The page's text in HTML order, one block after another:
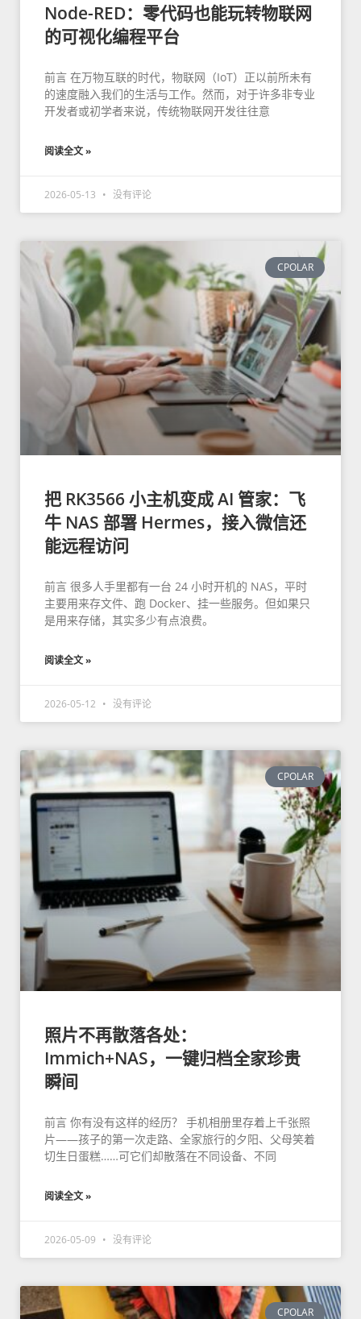
Node-RED：零代码也能玩转物联网
的可视化编程平台
前言 在万物互联的时代，物联网（IoT）正以前所未有
的速度融入我们的生活与工作。然而，对于许多非专业
开发者或初学者来说，传统物联网开发往往意
阅读全文 »
2026-05-13 没有评论
CPOLAR
把 RK3566 小主机变成 AI 管家：飞
牛 NAS 部署 Hermes，接入微信还
能远程访问
前言 很多人手里都有一台 24 小时开机的 NAS，平时
主要用来存文件、跑 Docker、挂一些服务。但如果只
是用来存储，其实多少有点浪费。
阅读全文 »
2026-05-12 没有评论
CPOLAR
照片不再散落各处：
Immich+NAS，一键归档全家珍贵
瞬间
前言 你有没有这样的经历？ 手机相册里存着上千张照
片——孩子的第一次走路、全家旅行的夕阳、父母笑着
切生日蛋糕……可它们却散落在不同设备、不同
阅读全文 »
2026-05-09 没有评论
CPOLAR